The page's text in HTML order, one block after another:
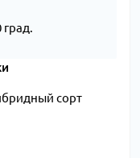
град.
сорт